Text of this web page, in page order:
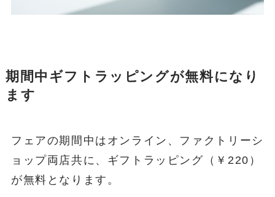
期間中ギフトラッピングが無料になり
ます
フェアの期間中はオンライン、ファクトリーシ
ョップ両店共に、ギフトラッピング（￥220）
が無料となります。